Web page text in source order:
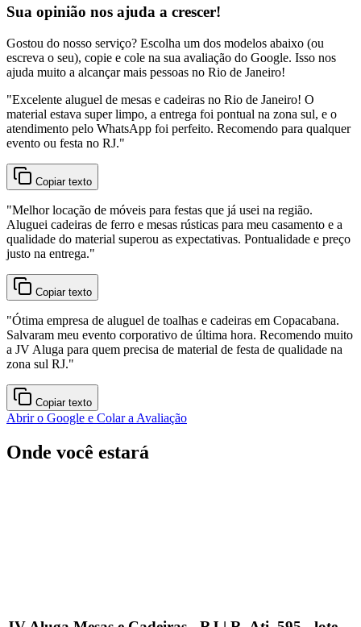
Sua opinião nos ajuda a crescer!
Gostou do nosso serviço? Escolha um dos modelos abaixo (ou
escreva o seu), copie e cole na sua avaliação do Google. Isso nos
ajuda muito a alcançar mais pessoas no Rio de Janeiro!
"Excelente aluguel de mesas e cadeiras no Rio de Janeiro! O
material estava super limpo, a entrega foi pontual na zona sul, e o
atendimento pelo WhatsApp foi perfeito. Recomendo para qualquer
evento ou festa no RJ."
Copiar texto
"Melhor locação de móveis para festas que já usei na região.
Aluguei cadeiras de ferro e mesas rústicas para meu casamento e a
qualidade do material superou as expectativas. Pontualidade e preço
justo na entrega."
Copiar texto
"Ótima empresa de aluguel de toalhas e cadeiras em Copacabana.
Salvaram meu evento corporativo de última hora. Recomendo muito
a JV Aluga para quem precisa de material de festa de qualidade na
zona sul RJ."
Copiar texto
Abrir o Google e Colar a Avaliação
Onde você estará